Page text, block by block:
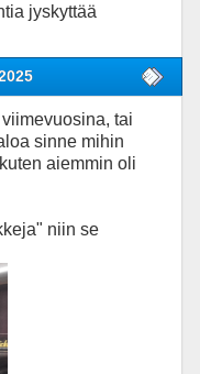
jyskyttää
tai
sinne mihin
aiemmin oli
niin se